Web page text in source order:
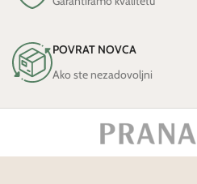
POVRAT NOVCA
Ako ste nezadovoljni